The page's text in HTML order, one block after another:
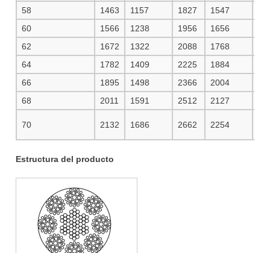
58 1463 1157 1827 1547
60
1566 1238 1956 1656
62
1672 1322 2088 1768
64
1782 1409 2225 1884
66
1895 1498 2366 2004
68
2011 1591 2512 2127
70 2132 1686 2662 2254
Estructura del producto